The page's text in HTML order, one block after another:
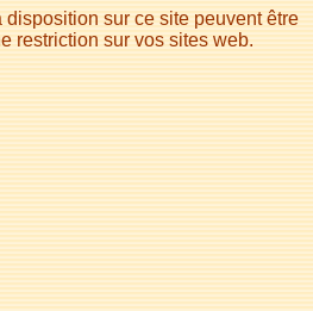
disposition sur ce site peuvent être
restriction sur vos sites web.